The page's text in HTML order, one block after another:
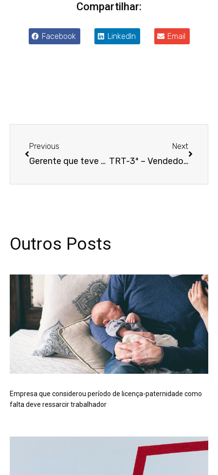
Compartilhar:
Facebook LinkedIn Email
Previous
Gerente que teve de trabalhar durante gravidez de risco consegue aumentar indenização
Next
TRT-3ª – Vendedor que também executava funções de caixa consegue adicional por acúmulo de funções
Outros Posts
Empresa que considerou período de licença-paternidade como
falta deve ressarcir trabalhador